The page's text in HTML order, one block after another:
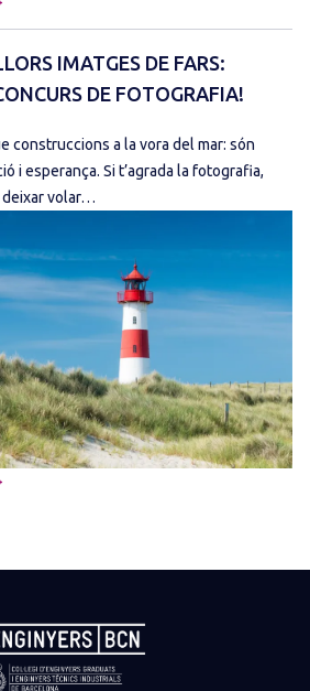
IMATGES DE FARS:
DE FOTOGRAFIA!
construccions a la vora del mar: són
i esperança. Si t’agrada la fotografia,
deixar volar…